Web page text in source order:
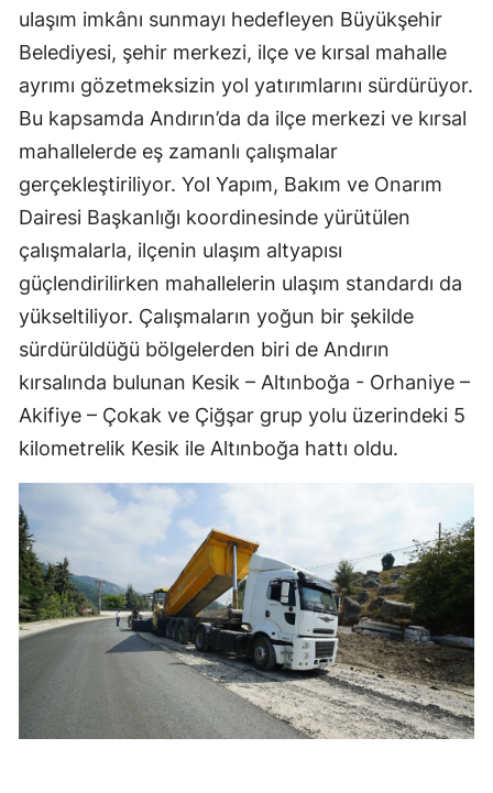
ulaşım imkânı sunmayı hedefleyen Büyükşehir
Belediyesi, şehir merkezi, ilçe ve kırsal mahalle
ayrımı gözetmeksizin yol yatırımlarını sürdürüyor.
Bu kapsamda Andırın’da da ilçe merkezi ve kırsal
mahallelerde eş zamanlı çalışmalar
gerçekleştiriliyor. Yol Yapım, Bakım ve Onarım
Dairesi Başkanlığı koordinesinde yürütülen
çalışmalarla, ilçenin ulaşım altyapısı
güçlendirilirken mahallelerin ulaşım standardı da
yükseltiliyor. Çalışmaların yoğun bir şekilde
sürdürüldüğü bölgelerden biri de Andırın
kırsalında bulunan Kesik – Altınboğa - Orhaniye –
Akifiye – Çokak ve Çiğşar grup yolu üzerindeki 5
kilometrelik Kesik ile Altınboğa hattı oldu.